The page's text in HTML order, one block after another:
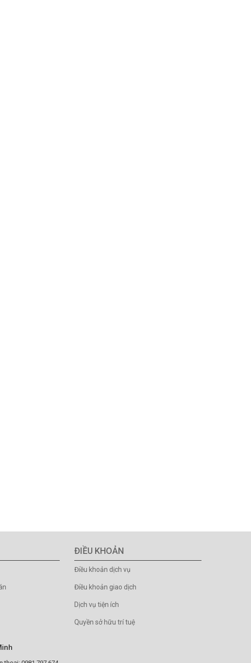
ĐIỀU KHOẢN
Điều khoản dịch vụ
Điều khoản giao dịch
Dịch vụ tiện ích
Quyền sở hữu trí tuệ